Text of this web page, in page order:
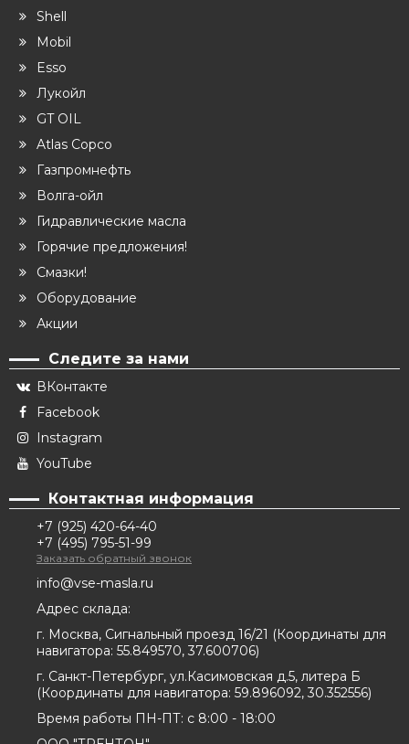
Shell
Mobil
Esso
Лукойл
GT OIL
Atlas Copco
Газпромнефть
Волга-ойл
Гидравлические масла
Горячие предложения!
Смазки!
Оборудование
Акции
Следите за нами
ВКонтакте
Facebook
Instagram
YouTube
Контактная информация
+7 (925) 420-64-40
+7 (495) 795-51-99
Заказать обратный звонок
info@vse-masla.ru
Адрес склада:
г. Москва, Сигнальный проезд 16/21 (Координаты для
навигатора: 55.849570, 37.600706)
г. Санкт-Петербург, ул.Касимовская д.5, литера Б
(Координаты для навигатора: 59.896092, 30.352556)
Время работы ПН-ПТ: с 8:00 - 18:00